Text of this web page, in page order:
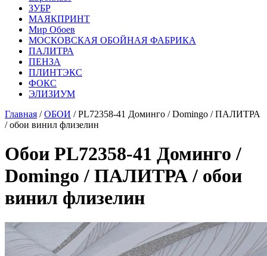
ЗУБР
МАЯКПРИНТ
Мир Обоев
МОСКОВСКАЯ ОБОЙНАЯ ФАБРИКА
ПАЛИТРА
ПЕНЗА
ПЛИНТЭКС
ФОКС
ЭЛИЗИУМ
Главная /ОБОИ / PL72358-41 Доминго / Domingo / ПАЛИТРА
/ обои винил флизелин
Обои PL72358-41 Доминго /
Domingo / ПАЛИТРА / обои
винил флизелин